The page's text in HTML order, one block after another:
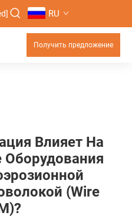
RU
Получить предложение
Влияет На
Оборудования
(wire